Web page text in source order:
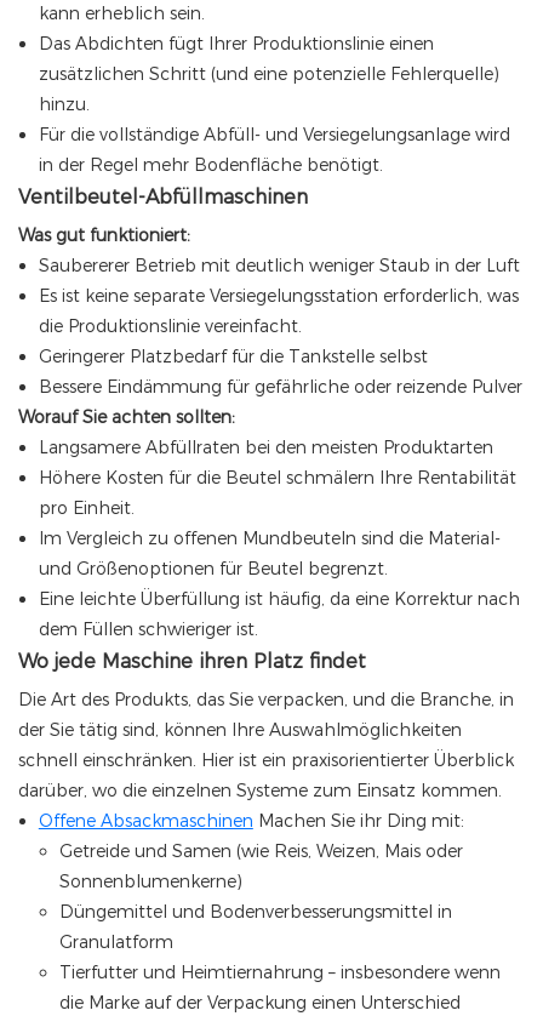
kann erheblich sein.
Das Abdichten fügt Ihrer Produktionslinie einen
zusätzlichen Schritt (und eine potenzielle Fehlerquelle)
hinzu.
Für die vollständige Abfüll- und Versiegelungsanlage wird
in der Regel mehr Bodenfläche benötigt.
Ventilbeutel-Abfüllmaschinen
Was gut funktioniert:
Saubererer Betrieb mit deutlich weniger Staub in der Luft
Es ist keine separate Versiegelungsstation erforderlich, was
die Produktionslinie vereinfacht.
Geringerer Platzbedarf für die Tankstelle selbst
Bessere Eindämmung für gefährliche oder reizende Pulver
Worauf Sie achten sollten:
Langsamere Abfüllraten bei den meisten Produktarten
Höhere Kosten für die Beutel schmälern Ihre Rentabilität
pro Einheit.
Im Vergleich zu offenen Mundbeuteln sind die Material-
und Größenoptionen für Beutel begrenzt.
Eine leichte Überfüllung ist häufig, da eine Korrektur nach
dem Füllen schwieriger ist.
Wo jede Maschine ihren Platz findet
Die Art des Produkts, das Sie verpacken, und die Branche, in
der Sie tätig sind, können Ihre Auswahlmöglichkeiten
schnell einschränken. Hier ist ein praxisorientierter Überblick
darüber, wo die einzelnen Systeme zum Einsatz kommen.
Offene Absackmaschinen Machen Sie ihr Ding mit:
Getreide und Samen (wie Reis, Weizen, Mais oder
Sonnenblumenkerne)
Düngemittel und Bodenverbesserungsmittel in
Granulatform
Tierfutter und Heimtiernahrung – insbesondere wenn
die Marke auf der Verpackung einen Unterschied